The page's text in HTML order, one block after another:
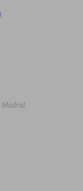
Madrid.